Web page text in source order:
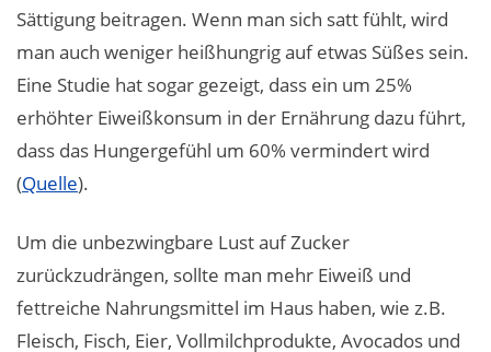
Sättigung beitragen. Wenn man sich satt fühlt, wird
man auch weniger heißhungrig auf etwas Süßes sein.
Eine Studie hat sogar gezeigt, dass ein um 25%
erhöhter Eiweißkonsum in der Ernährung dazu führt,
dass das Hungergefühl um 60% vermindert wird
(Quelle).
Um die unbezwingbare Lust auf Zucker
zurückzudrängen, sollte man mehr Eiweiß und
fettreiche Nahrungsmittel im Haus haben, wie z.B.
Fleisch, Fisch, Eier, Vollmilchprodukte, Avocados und